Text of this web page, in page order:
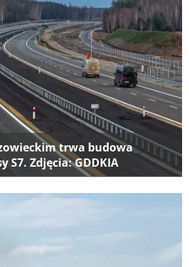
trwa budowa
S7. Zdjęcia: GDDKIA